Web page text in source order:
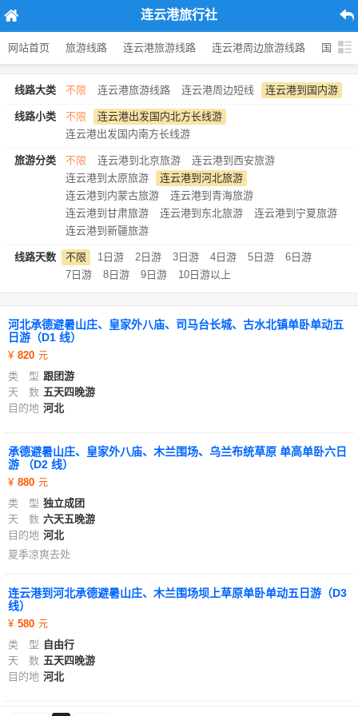
连云港旅行社
网站首页 旅游线路 连云港旅游线路 连云港周边旅游线路 国内旅
线路大类 不限 连云港旅游线路 连云港周边短线 连云港到国内游
线路小类 不限
连云港出发国内北方长线游
连云港出发国内南方长线游
旅游分类 不限 连云港到北京旅游
连云港到西安旅游
连云港到太原旅游
连云港到河北旅游
连云港到内蒙古旅游
连云港到青海旅游
连云港到甘肃旅游
连云港到东北旅游
连云港到宁夏旅游
连云港到新疆旅游
线路天数 不限 1日游 2日游 3日游 4日游 5日游
6日游
7日游
8日游 9日游 10日游以上
河北承德避暑山庄、皇家外八庙、司马台长城、古水北镇单卧单动五
日游（D1 线）
820
类 型 跟团游
天 数 五天四晚游
目的地 河北
承德避暑山庄、皇家外八庙、木兰围场、乌兰布统草原 单高单卧六日
游 （D2 线）
880
类 型 独立成团
天 数 六天五晚游
目的地 河北
夏季凉爽去处
连云港到河北承德避暑山庄、木兰围场坝上草原单卧单动五日游（D3
线）
580
类 型 自由行
天 数 五天四晚游
目的地 河北